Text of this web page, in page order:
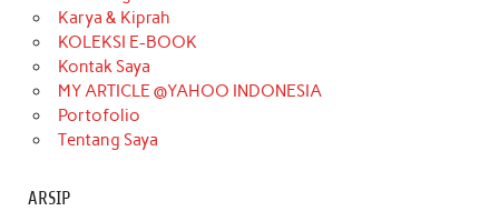
k
a
m
Karya & Kiprah
KOLEKSI E-BOOK
Kontak Saya
MY ARTICLE @YAHOO INDONESIA
Portofolio
Tentang Saya
ARSIP